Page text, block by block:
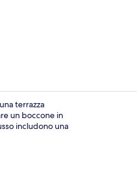
terrazza
un boccone in
includono una